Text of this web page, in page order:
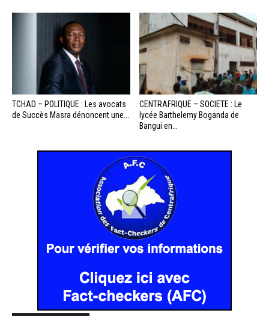
TCHAD – POLITIQUE : Les avocats
de Succès Masra dénoncent une...
CENTRAFRIQUE – SOCIETE : Le
lycée Barthelemy Boganda de
Bangui en...